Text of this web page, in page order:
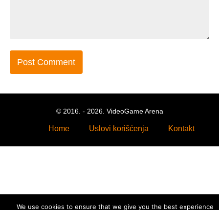
© 2016. - 2026. VideoGame Arena
Home Uslovi korišćenja Kontakt
We use cookies to ensure that we give you the best experience